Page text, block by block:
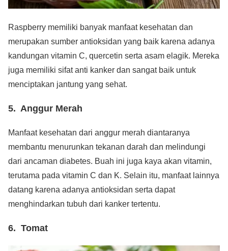
Raspberry memiliki banyak manfaat kesehatan dan
merupakan sumber antioksidan yang baik karena adanya
kandungan vitamin C, quercetin serta asam elagik. Mereka
juga memiliki sifat anti kanker dan sangat baik untuk
menciptakan jantung yang sehat.
5. Anggur Merah
Manfaat kesehatan dari anggur merah diantaranya
membantu menurunkan tekanan darah dan melindungi
dari ancaman diabetes. Buah ini juga kaya akan vitamin,
terutama pada vitamin C dan K. Selain itu, manfaat lainnya
datang karena adanya antioksidan serta dapat
menghindarkan tubuh dari kanker tertentu.
6. Tomat